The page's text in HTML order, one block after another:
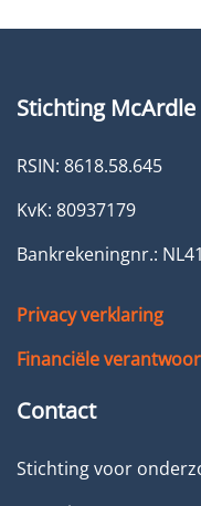
Stichting McArdle
RSIN: 8618.58.645
KvK: 80937179
Bankrekeningnr.:
Privacy verklaring
Financiële
Contact
Stichting voor